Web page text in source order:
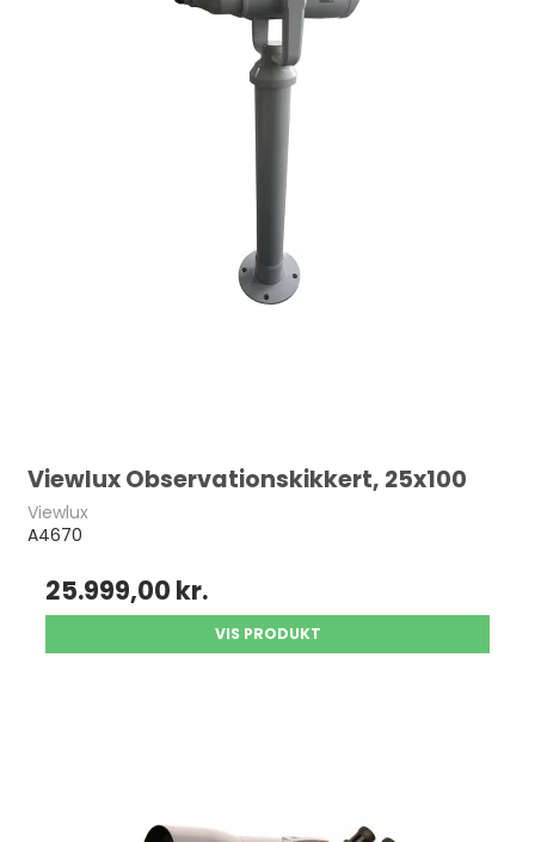
Viewlux Observationskikkert, 25x100
Viewlux
A4670
25.999,00 kr.
VIS PRODUKT